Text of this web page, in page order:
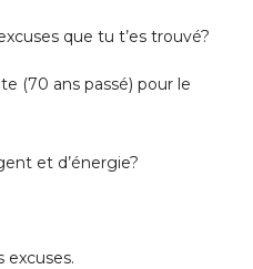
que tu t’es trouvé?
(70 ans passé) pour le
et d’énergie?
excuses.